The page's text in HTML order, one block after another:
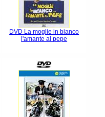
DVD La moglie in bianco
l'amante al pepe